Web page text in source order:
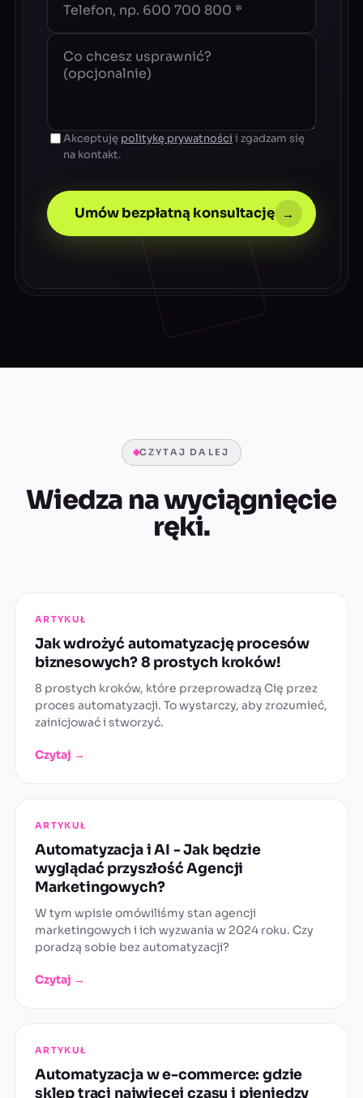
Akceptuję politykę prywatności i zgadzam się
na kontakt.
Umów bezpłatną konsultację →
CZYTAJ DALEJ
Wiedza na wyciągnięcie
ręki.
ARTYKUŁ
Jak wdrożyć automatyzację procesów
biznesowych? 8 prostych kroków!
8 prostych kroków, które przeprowadzą Cię przez
proces automatyzacji. To wystarczy, aby zrozumieć,
zainicjować i stworzyć.
Czytaj →
ARTYKUŁ
Automatyzacja i AI - Jak będzie
wyglądać przyszłość Agencji
Marketingowych?
W tym wpisie omówiliśmy stan agencji
marketingowych i ich wyzwania w 2024 roku. Czy
poradzą sobie bez automatyzacji?
Czytaj →
ARTYKUŁ
Automatyzacja w e-commerce: gdzie
sklep traci najwięcej czasu i pieniędzy